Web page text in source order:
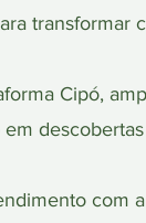
transformar
Cipó,
com